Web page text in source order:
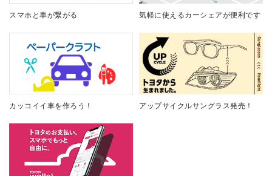
スマホと車が繋がる 気軽に使えるカーシェアが便利です
カッコイイ車を作ろう！ アップサイクルサングラス発売！